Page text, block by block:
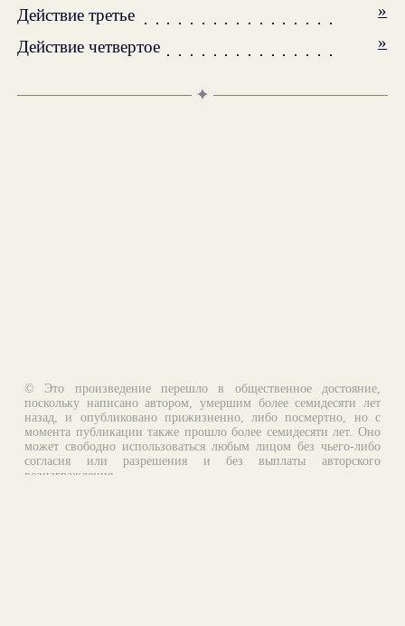
Действие третье
»
Действие четвертое
»
✦
© Это произведение перешло в общественное достояние,
поскольку написано автором, умершим более семидесяти лет
назад, и опубликовано прижизненно, либо посмертно, но с
момента публикации также прошло более семидесяти лет. Оно
может свободно использоваться любым лицом без чьего-либо
согласия или разрешения и без выплаты авторского
вознаграждения.